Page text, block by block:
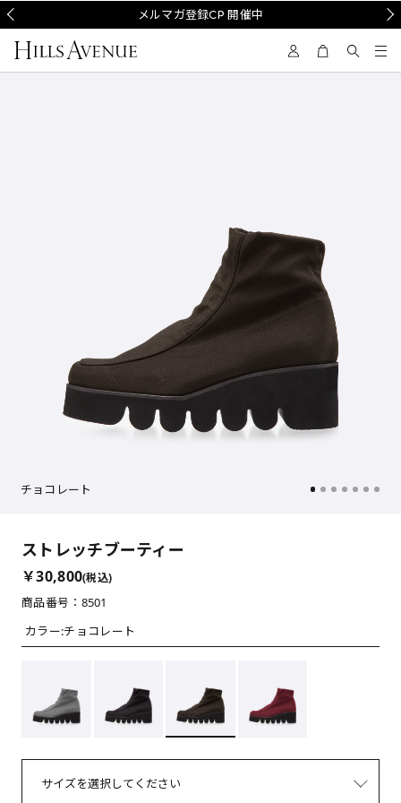
メルマガ登録CP 開催中
チョコレート
ストレッチブーティー
￥30,800(税込)
商品番号：8501
カラー:チョコレート
サイズを選択してください